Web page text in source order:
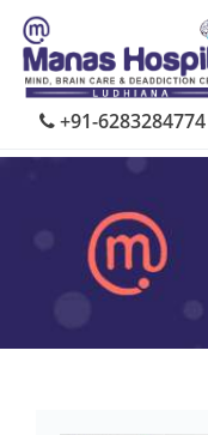
Skip
content
+91-6283284774